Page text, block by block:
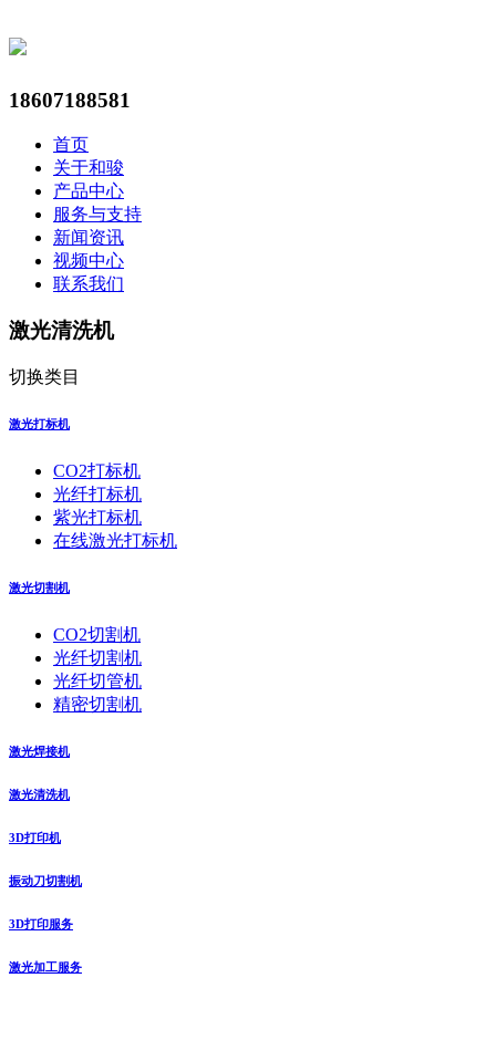
18607188581
首页
关于和骏
产品中心
服务与支持
新闻资讯
视频中心
联系我们
激光清洗机
切换类目
激光打标机
CO2打标机
光纤打标机
紫光打标机
在线激光打标机
激光切割机
CO2切割机
光纤切割机
光纤切管机
精密切割机
激光焊接机
激光清洗机
3D打印机
振动刀切割机
3D打印服务
激光加工服务